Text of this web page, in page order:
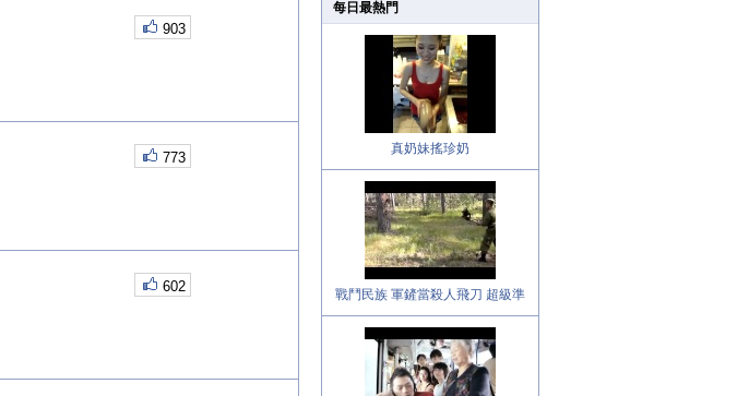
903
773
602
每日最熱門
真奶妹搖珍奶
戰鬥民族 軍鏟當殺人飛刀 超級準